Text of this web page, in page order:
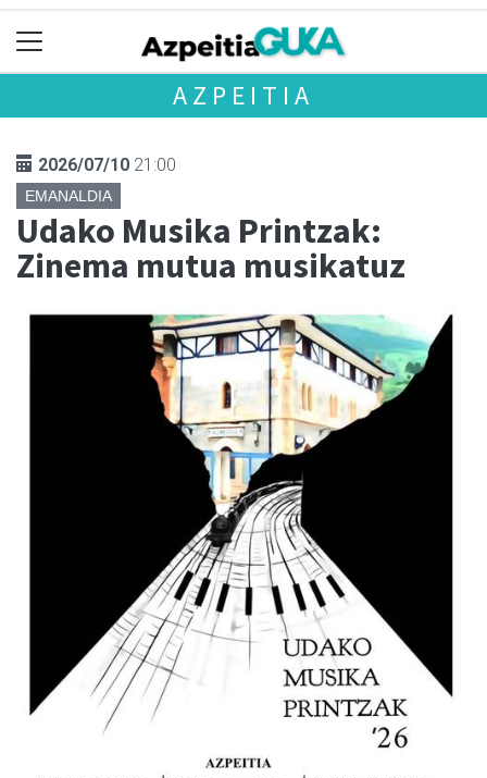
AZPEITIA
2026/07/10 21:00
EMANALDIA
Udako Musika Printzak:
Zinema mutua musikatuz